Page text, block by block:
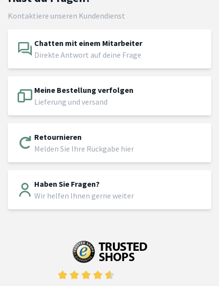
Kontaktiere unseren Kundendienst
Chatten mit einem Mitarbeiter
Direkte Antwort auf deine Frage
Meine Bestellung verfolgen
Lieferung und versand
Retournieren
Melden Sie Ihre Rückgabe hier
Haben Sie Fragen?
Wir helfen Ihnen gerne weiter